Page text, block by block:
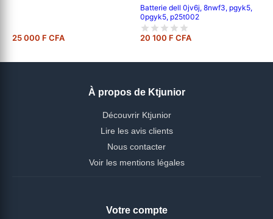
25 000 F CFA
Batterie dell 0jv6j, 8nwf3, pgyk5,
0pgyk5, p25t002
20 100 F CFA
À propos de Ktjunior
Découvrir Ktjunior
Lire les avis clients
Nous contacter
Voir les mentions légales
Votre compte